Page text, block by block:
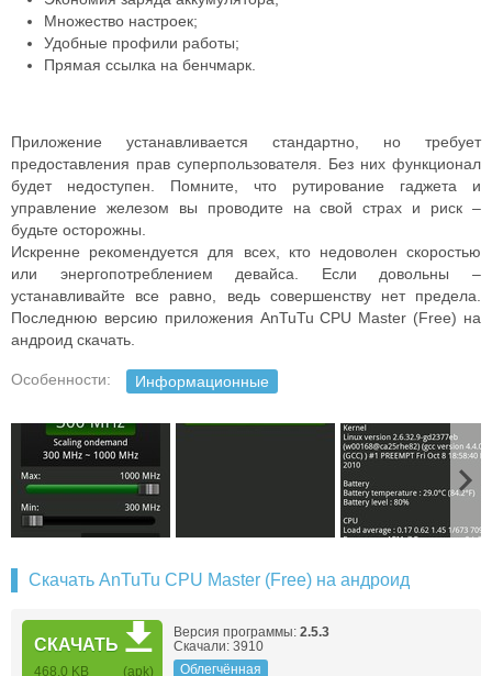
Множество настроек;
Удобные профили работы;
Прямая ссылка на бенчмарк.
Приложение устанавливается стандартно, но требует
предоставления прав суперпользователя. Без них функционал
будет недоступен. Помните, что рутирование гаджета и
управление железом вы проводите на свой страх и риск –
будьте осторожны.
Искренне рекомендуется для всех, кто недоволен скоростью
или энергопотреблением девайса. Если довольны –
устанавливайте все равно, ведь совершенству нет предела.
Последнюю версию приложения AnTuTu CPU Master (Free) на
андроид скачать.
Особенности: Информационные
Скачать AnTuTu CPU Master (Free) на андроид
СКАЧАТЬ
468.0 KB (apk)
Версия программы: 2.5.3
Скачали: 3910
Облегчённая